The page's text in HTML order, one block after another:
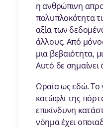
η ανθρώπινη
πολυπλοκότητα
αξία των
άλλους. Από
μια βεβαιότητα,
Αυτό δε σημαίνει
Ωραία ως εδώ. Το
κατώφλι της
επικίνδυνη
νόημα έχει